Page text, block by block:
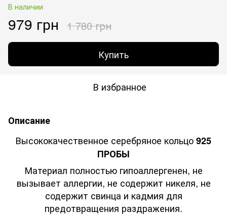
В наличии
979 грн 1 780 грн
Купить
В избранное
Описание
Высококачественное серебряное кольцо925
ПРОБЫ
Материал полностью гипоаллергенен, не
вызывает аллергии, не содержит никеля, не
содержит свинца и кадмия для
предотвращения раздражения.